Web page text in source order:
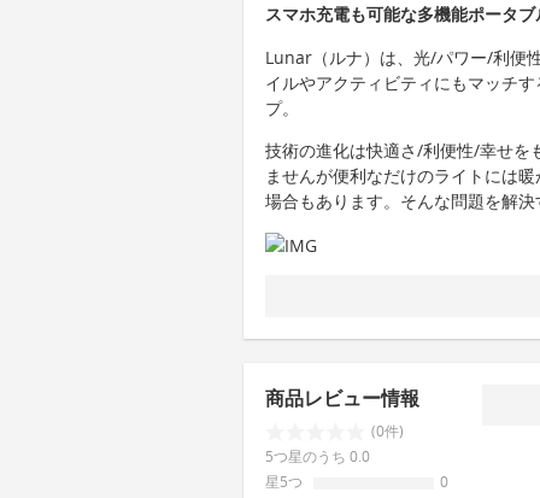
スマホ充電も可能な多機能ポータ
Lunar（ルナ）は、光/パワー/利便
イルやアクティビティにもマッチ
プ。
技術の進化は快適さ/利便性/幸せを
ませんが便利なだけのライトには
場合もあります。そんな問題を解決
商品レビュー情報
(0件)
5つ星のうち 0.0
星5つ
0